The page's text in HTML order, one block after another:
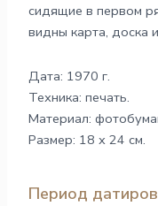
сидящие в первом
видны карта, доска
Дата: 1970 г.
Техника: печать.
Материал:
Размер: 18 х 24 см.
Период